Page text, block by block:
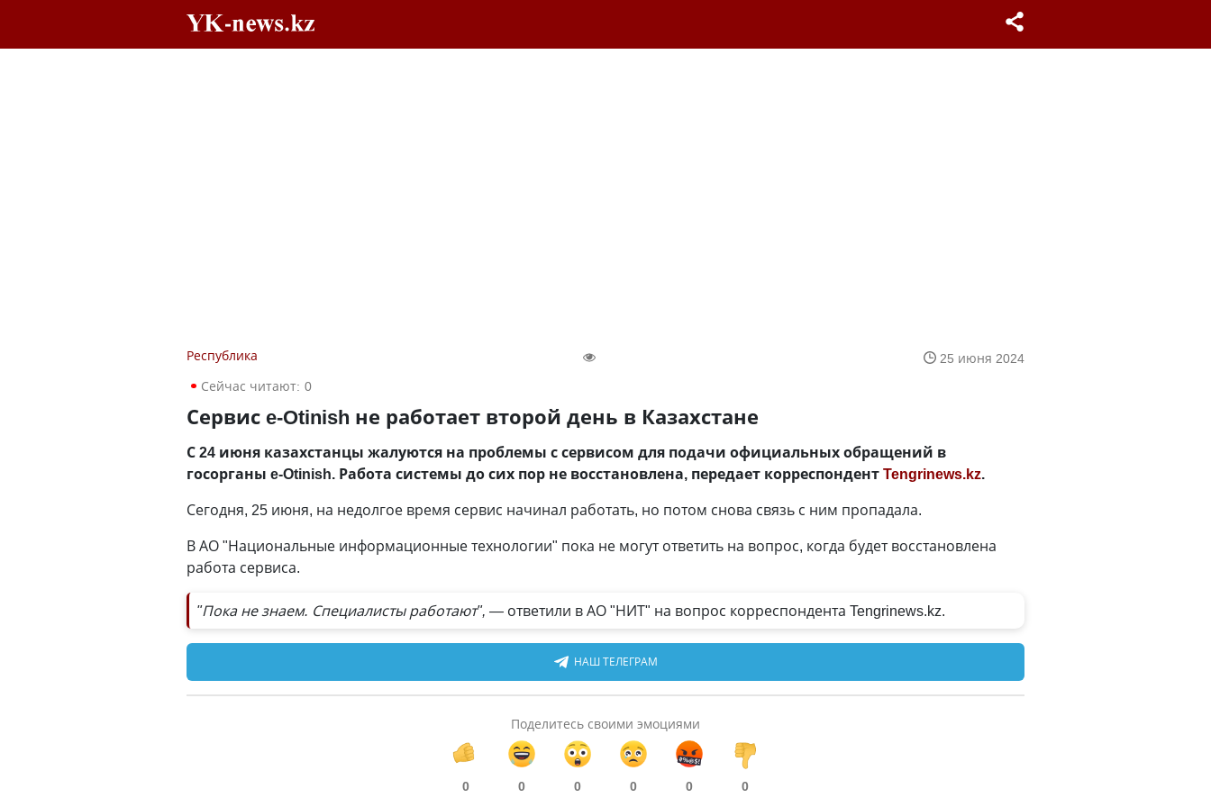
Республика
25 июня 2024
Сейчас читают: 0
Сервис e-Otinish не работает второй день в Казахстане
С 24 июня казахстанцы жалуются на проблемы с сервисом для подачи официальных обращений в
госорганы e-Otinish. Работа системы до сих пор не восстановлена, передает корреспондентTengrinews.kz.
Сегодня, 25 июня, на недолгое время сервис начинал работать, но потом снова связь с ним пропадала.
В АО "Национальные информационные технологии" пока не могут ответить на вопрос, когда будет восстановлена
работа сервиса.
"Пока не знаем. Специалисты работают", — ответили в АО "НИТ" на вопрос корреспондента Tengrinews.kz.
НАШ ТЕЛЕГРАМ
Поделитесь своими эмоциями
0 0 0 0 0 0